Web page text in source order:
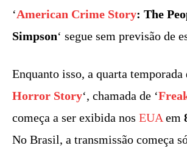
‘American Crime Story: The
Simpson‘ segue sem previsão de
Enquanto isso, a quarta temporada
Horror Story‘, chamada de ‘
começa a ser exibida nos EUA em
No Brasil, a transmissão começa